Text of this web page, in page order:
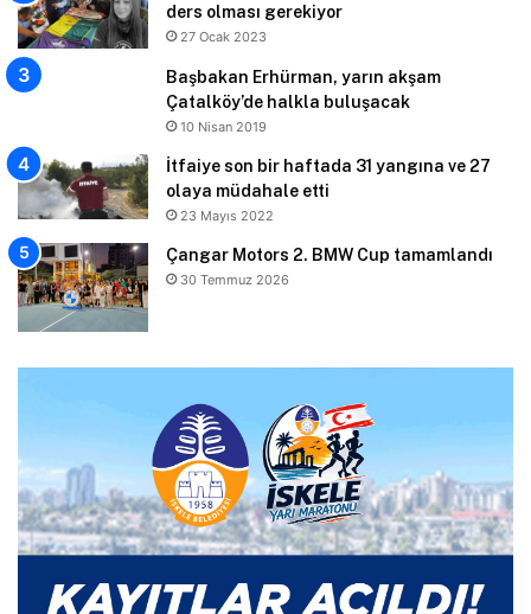
ders olması gerekiyor
27 Ocak 2023
Başbakan Erhürman, yarın akşam
Çatalköy’de halkla buluşacak
10 Nisan 2019
İtfaiye son bir haftada 31 yangına ve 27
olaya müdahale etti
23 Mayıs 2022
Çangar Motors 2. BMW Cup tamamlandı
30 Temmuz 2026